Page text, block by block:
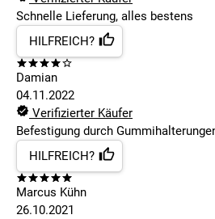
Schnelle Lieferung, alles bestens
HILFREICH?
Damian
04.11.2022
Verifizierter Käufer
Befestigung durch
HILFREICH?
Marcus Kühn
26.10.2021